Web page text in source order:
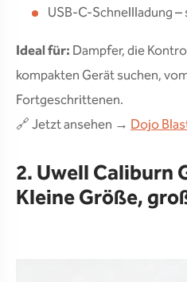
USB-C-Schnellladung
Ideal für:Dampfer, die
kompakten Gerät suchen,
Fortgeschrittenen.
🔗 Jetzt ansehen → Dojo
2. Uwell Caliburn
Kleine Größe,